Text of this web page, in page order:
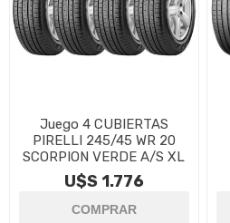
Juego 4 CUBIERTAS
PIRELLI 245/45 WR 20
SCORPION VERDE A/S XL
U$S 1.776